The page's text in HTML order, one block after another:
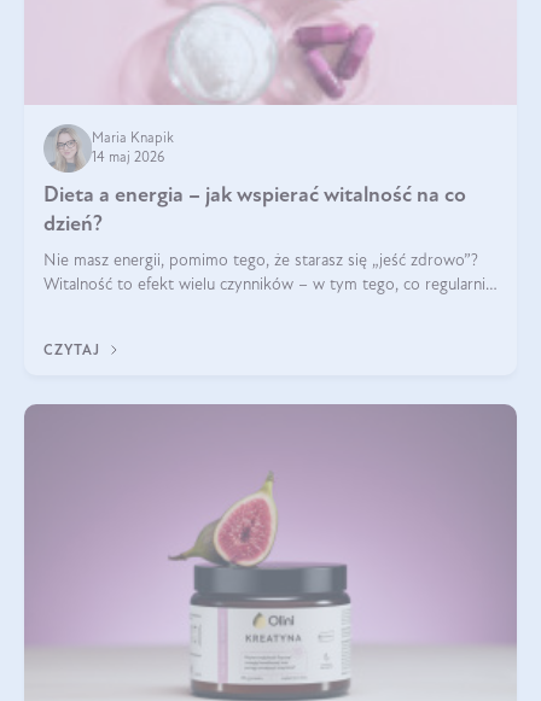
Maria Knapik
14 maj 2026
Dieta a energia – jak wspierać witalność na co
dzień?
Nie masz energii, pomimo tego, że starasz się „jeść zdrowo”?
Witalność to efekt wielu czynników – w tym tego, co regularnie
CZYTAJ